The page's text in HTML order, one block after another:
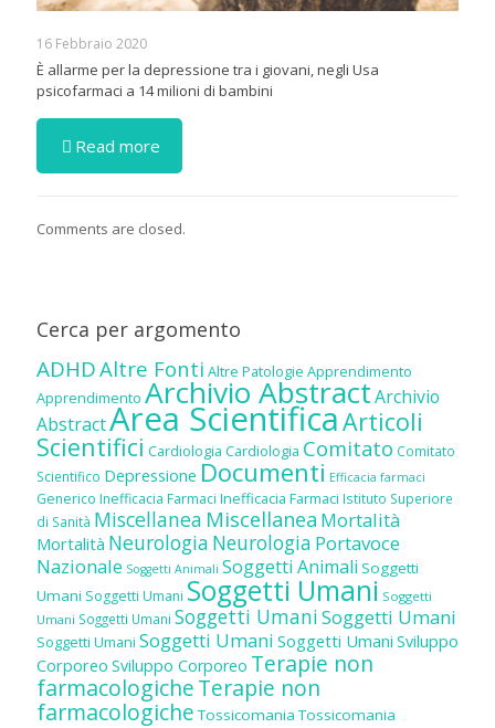
16 Febbraio 2020
È allarme per la depressione tra i giovani, negli Usa
psicofarmaci a 14 milioni di bambini
Read more
Comments are closed.
Cerca per argomento
ADHDAltre Fonti Altre Patologie Apprendimento
Apprendimento Archivio AbstractArchivio
AbstractArea ScientificaArticoli
Scientifici Cardiologia Cardiologia Comitato Comitato
Scientifico Depressione Documenti Efficacia farmaci
Generico Inefficacia Farmaci Inefficacia Farmaci Istituto Superiore
di Sanità Miscellanea Miscellanea Mortalità
Mortalità Neurologia Neurologia Portavoce
Nazionale Soggetti Animali Soggetti Animali Soggetti
Umani Soggetti Umani Soggetti Umani Soggetti
Umani Soggetti Umani Soggetti UmaniSoggetti Umani
Soggetti Umani Soggetti Umani Soggetti Umani Sviluppo
Corporeo Sviluppo Corporeo Terapie non
farmacologicheTerapie non
farmacologiche Tossicomania Tossicomania